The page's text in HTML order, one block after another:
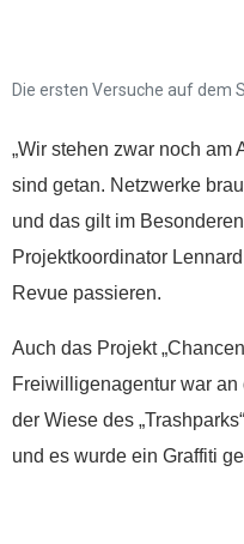
Die ersten Versuche auf dem
„Wir stehen zwar noch am
sind getan. Netzwerke
und das gilt im
Projektkoordinator
Revue passieren.
Auch das Projekt
Freiwilligenagentur war
der Wiese des
und es wurde ein Graffiti
Wenn